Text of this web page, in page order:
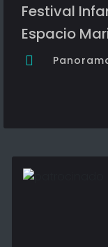
Festival
Espacio